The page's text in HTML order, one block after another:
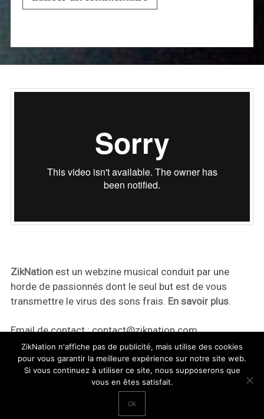
ZikNationest un webzine musical conduit par une
horde de passionnés dont le seul but est de vous
transmettre le virus des sons frais. En savoir plus.
Email de contact :contact@ziknation.com
ZikNation n'affiche pas de publicité, mais utilise des cookies
pour vous garantir la meilleure expérience sur notre site web.
Si vous continuez à utiliser ce site, nous supposerons que
vous en êtes satisfait.
Ok